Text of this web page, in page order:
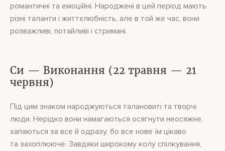
романтичні та емоційні. Народжені в цей період мають
різні таланти і життєлюбність, але в той же час, вони
розважливі, потайливі і стримані.
Си — Виконання (22 травня — 21
червня)
Під цим знаком народжуються талановиті та творчі
люди. Нерідко вони намагаються осягнути неосяжне,
хапаються за все й одразу, бо все нове їм цікаво
та захоплююче. Завдяки широкому колу спілкування,